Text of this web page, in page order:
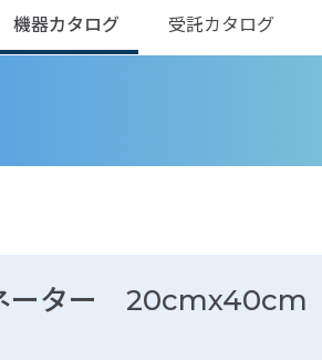
機器カタログ 受託カタログ
ーター 20cmx40cm